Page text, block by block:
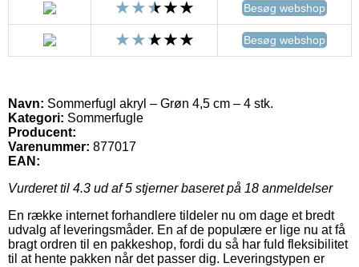
Besøg webshop
Besøg webshop
Navn: Sommerfugl akryl – Grøn 4,5 cm – 4 stk.
Kategori: Sommerfugle
Producent:
Varenummer: 877017
EAN:
Vurderet til 4.3 ud af 5 stjerner baseret på 18 anmeldelser
En række internet forhandlere tildeler nu om dage et bredt
udvalg af leveringsmåder. En af de populære er lige nu at få
bragt ordren til en pakkeshop, fordi du så har fuld fleksibilitet
til at hente pakken når det passer dig. Leveringstypen er